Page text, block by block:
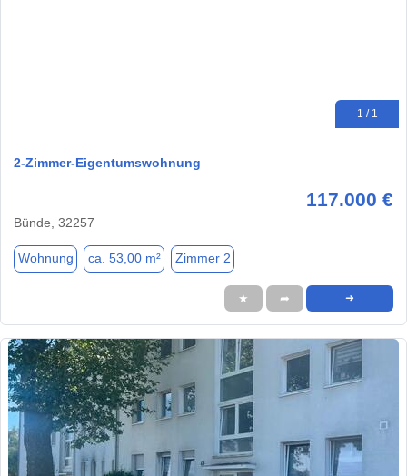
1 / 1
2-Zimmer-Eigentumswohnung
117.000 €
Bünde, 32257
Wohnung ca. 53,00 m² Zimmer 2
★ ➦ ➜